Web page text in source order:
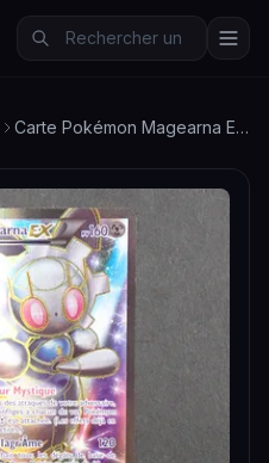
Carte Pokémon Magearna EX Rare - Collection à Saisir